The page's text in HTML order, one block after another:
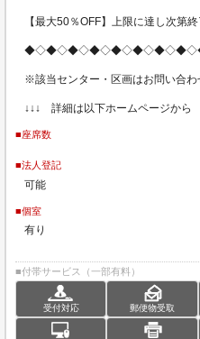
【最大50％OFF】上限に達し次第終
※該当センター・区画はお問い合わ
↓↓↓ 詳細は以下ホームページから
■座席数
■法人登記
可能
■個室
有り
■付帯サービス（一部有料）
受付対応 郵便物受取